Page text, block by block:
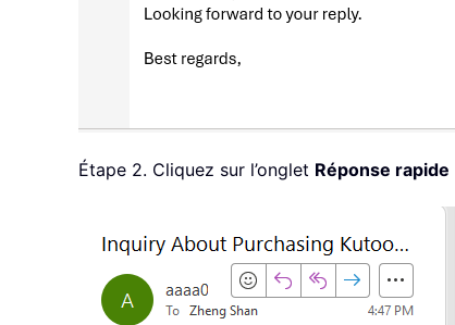
Étape 2. Cliquez sur l’onglet Réponse rapide